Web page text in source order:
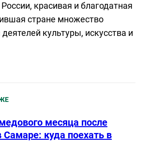
красивая и благодатная
стране множество
культуры, искусства и
месяца после
куда поехать в